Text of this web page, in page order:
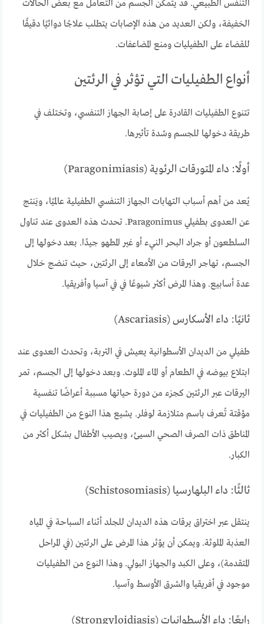
التنفس الطبيعي. قد يتمكن الجسم من التعامل مع بعض الحالات
الخفيفة، ولكن العديد من هذه الإصابات يتطلب علاجًا دوائيًا دقيقًا
للقضاء على الطفيليات ومنع المضاعفات.
أنواع الطفيليات التي تؤثر في الرئتين
تتنوع الطفيليات القادرة على إصابة الجهاز التنفسي، وتختلف في
طريقة دخولها للجسم وشدة تأثيرها.
أولًا: داء المتورقات الرئوية (Paragonimiasis)
يُعد من أهم أسباب التهابات الجهاز التنفسي الطفيلية عالميًا، ويَنتج
عن العدوى بطفيلي Paragonimus. تحدث هذه العدوى عند تناول
السلطعون أو جراد البحر النيء أو غير المطهو جيدًا. بعد دخولها إلى
الجسم، تهاجر اليرقات من الأمعاء إلى الرئتين، حيث تنضج خلال
عدة أسابيع. وهذا المرض أكثر شيوعًا في في آسيا وأفريقيا.
ثانيًا: داء الأسكارس (Ascariasis)
طفيلي من الديدان الأسطوانية يعيش في التربة، وتحدث العدوى عند
ابتلاع بيوضه في الطعام أو الماء الملوث. وبعد دخولها إلى الجسم، تمر
اليرقات عبر الرئتين كجزء من دورة حياتها مسببة أعراضًا تنفسية
مؤقتة تُعرف باسم متلازمة لوفلر. يشيع هذا النوع من الطفيليات في
المناطق ذات الصرف الصحي السيئ، ويصيب الأطفال بشكل أكثر من
الكبار.
ثالثًا: داء البلهارسيا (Schistosomiasis)
ينتقل عبر اختراق يرقات هذه الديدان للجلد أثناء السباحة في المياه
العذبة الملوثة. ويمكن أن يؤثر هذا المرض على الرئتين (في المراحل
المتقدمة)، وعلى الكبد والجهاز البولي. وهذا النوع من الطفيليات
موجود في أفريقيا والشرق الأوسط وآسيا.
رابعًا: داء الأسطوانيات (Strongyloidiasis)